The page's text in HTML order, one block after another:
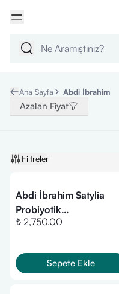
Ana Sayfa Abdi İbrahim
Azalan Fiyat
Filtreler
Abdi İbrahim Satylia
Probiyotik
Mikroorganizma Çinko
Gıda 60 Bitkisel Kapsül
₺ 2,750.00
Sepete Ekle